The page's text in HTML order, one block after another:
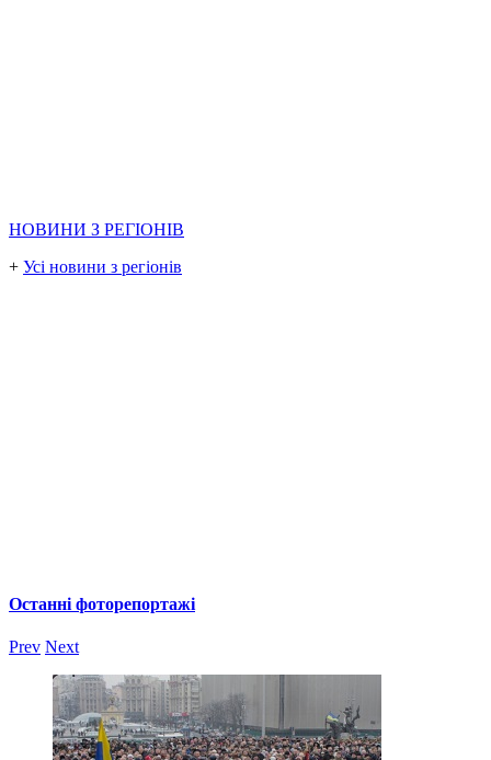
НОВИНИ З РЕГІОНІВ
+ Усі новини з регіонів
Останні фоторепортажі
Prev Next